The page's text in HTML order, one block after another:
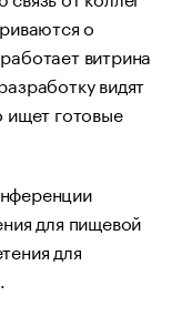
о
витрина
видят
ищет готовые
для пищевой
для